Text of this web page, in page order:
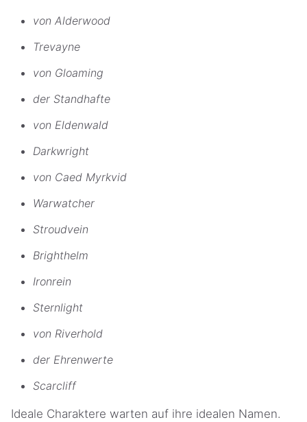
von Alderwood
Trevayne
von Gloaming
der Standhafte
von Eldenwald
Darkwright
von Caed Myrkvid
Warwatcher
Stroudvein
Brighthelm
Ironrein
Sternlight
von Riverhold
der Ehrenwerte
Scarcliff
Ideale Charaktere warten auf ihre idealen Namen.